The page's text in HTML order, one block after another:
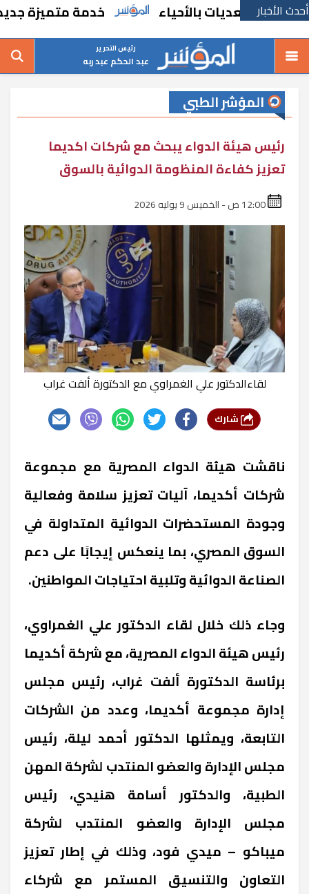
أحدث الأخباربالأحياء خدمة متميزة جديدة من
رئيس التحرير
عبد الحكم عبد ربه
المؤشر الطبي
رئيس هيئة الدواء يبحث مع شركات اكديما
تعزيز كفاءة المنظومة الدوائية بالسوق
لقاءالدكتور علي الغمراوي مع الدكتورة ألفت غراب
ناقشت هيئة الدواء المصرية مع مجموعة
شركات أكديما، آليات تعزيز سلامة وفعالية
وجودة المستحضرات الدوائية المتداولة في
السوق المصري، بما ينعكس إيجابًا على دعم
الصناعة الدوائية وتلبية احتياجات المواطنين.
وجاء ذلك خلال لقاء الدكتور علي الغمراوي،
رئيس هيئة الدواء المصرية، مع شركة أكديما
برئاسة الدكتورة ألفت غراب، رئيس مجلس
إدارة مجموعة أكديما، وعدد من الشركات
التابعة، ويمثلها الدكتور أحمد ليلة، رئيس
مجلس الإدارة والعضو المنتدب لشركة المهن
الطبية، والدكتور أسامة هنيدي، رئيس
مجلس الإدارة والعضو المنتدب لشركة
ميباكو – ميدي فود، وذلك في إطار تعزيز
التعاون والتنسيق المستمر مع شركاء